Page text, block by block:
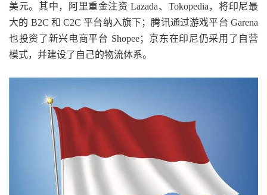
美元。其中，阿里重金注资 Lazada、Tokopedia，将印尼最
大的 B2C 和 C2C 平台纳入旗下；腾讯通过游戏平台 Garena
也投资了新兴电商平台 Shopee；京东在印尼仍采用了自营
模式，并建设了自己的物流体系。